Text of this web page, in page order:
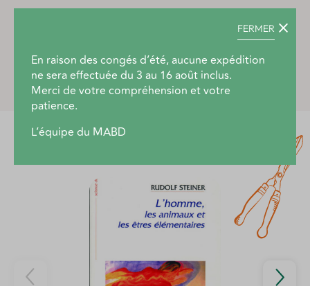
FERMER
En raison des congés d’été, aucune expédition
ne sera effectuée du 3 au 16 août inclus.
Merci de votre compréhension et votre
patience.
L’équipe du MABD